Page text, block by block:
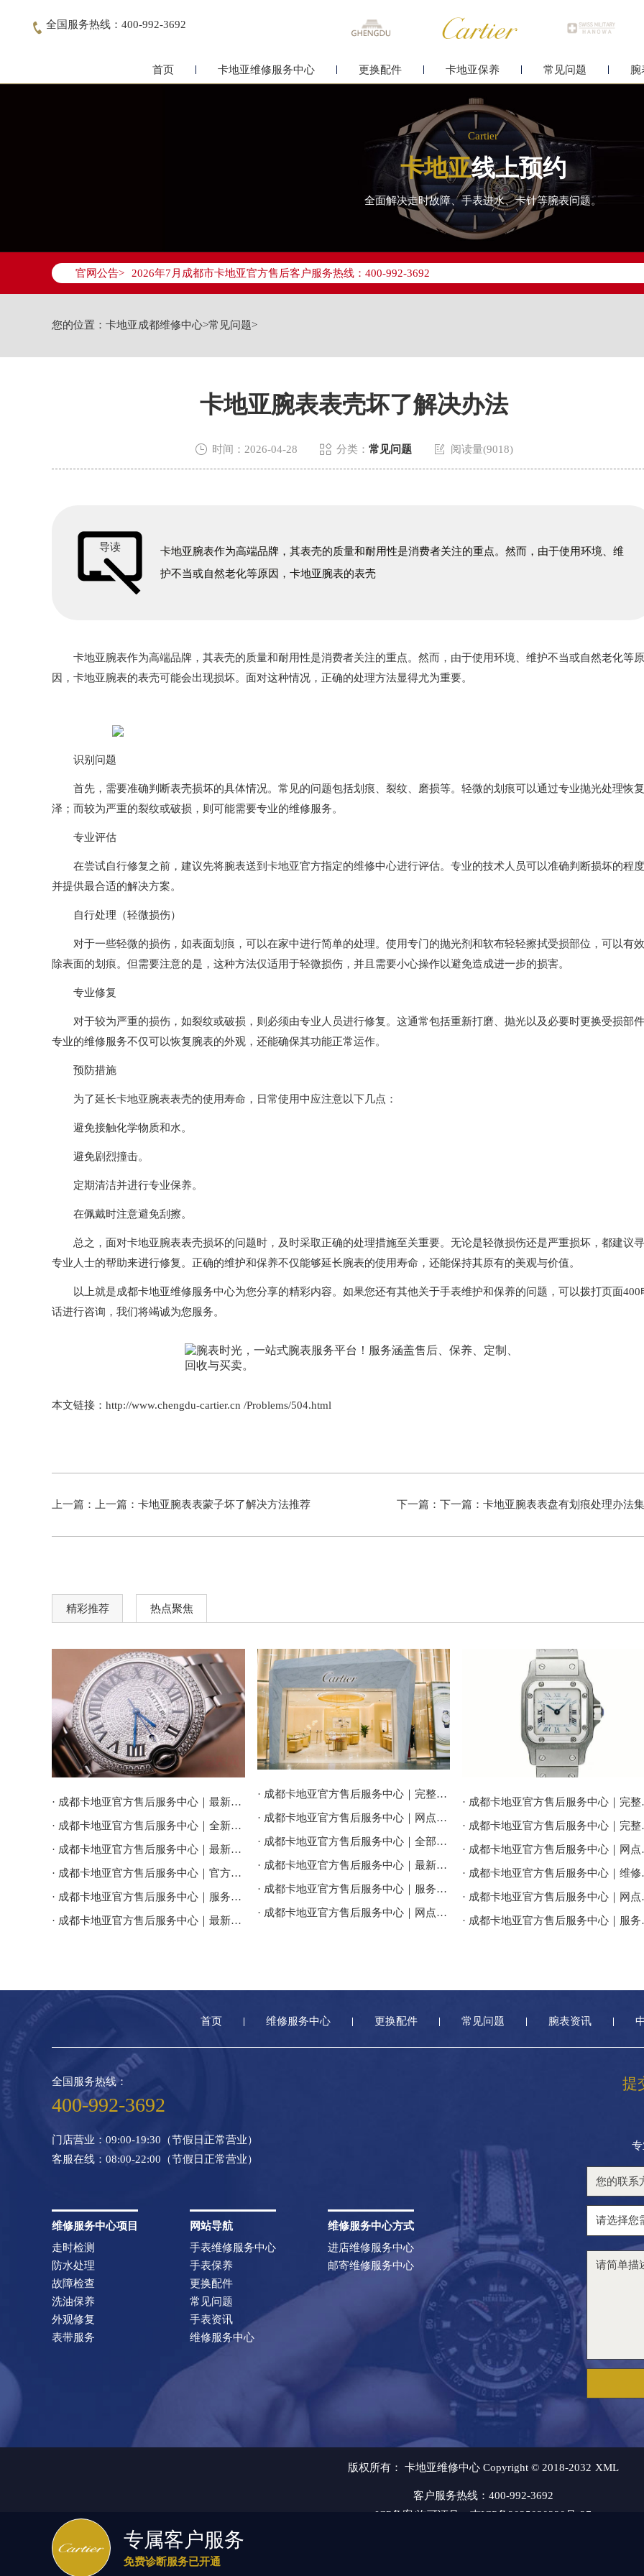
全国服务热线：400-992-3692
首页 卡地亚维修服务中心 更换配件 卡地亚保养 常见问题 腕
Cartier
卡地亚线上预约
全面解决走时故障、手表进水、卡针等腕表问题。
官网公告>
2026年7月成都市卡地亚官方售后客户服务热线：400-992-3692
2026年7月卡地亚售后服务中心最新网点地址：
成都市锦江区人民东路6号SAC东原中心写字楼24层2406B室（需提前预约）
节假日正常营业！
您的位置： 卡地亚成都维修中心>常见问题>
卡地亚腕表表壳坏了解决办法
 时间：2026-04-28  分类： 常见问题  阅读量(9018)
导读
卡地亚腕表作为高端品牌，其表壳的质量和耐用性是消费者关注的重点。然而，由于使用环境、维
护不当或自然老化等原因，卡地亚腕表的表壳
卡地亚腕表作为高端品牌，其表壳的质量和耐用性是消费者关注的重点。然而，由于使用环境、维护不当或自然老化等原
因，卡地亚腕表的表壳可能会出现损坏。面对这种情况，正确的处理方法显得尤为重要。
识别问题
首先，需要准确判断表壳损坏的具体情况。常见的问题包括划痕、裂纹、磨损等。轻微的划痕可以通过专业抛光处理恢
泽；而较为严重的裂纹或破损，则可能需要专业的维修服务。
专业评估
在尝试自行修复之前，建议先将腕表送到卡地亚官方指定的维修中心进行评估。专业的技术人员可以准确判断损坏的程度
并提供最合适的解决方案。
自行处理（轻微损伤）
对于一些轻微的损伤，如表面划痕，可以在家中进行简单的处理。使用专门的抛光剂和软布轻轻擦拭受损部位，可以有
除表面的划痕。但需要注意的是，这种方法仅适用于轻微损伤，并且需要小心操作以避免造成进一步的损害。
专业修复
对于较为严重的损伤，如裂纹或破损，则必须由专业人员进行修复。这通常包括重新打磨、抛光以及必要时更换受损部件
专业的维修服务不仅可以恢复腕表的外观，还能确保其功能正常运作。
预防措施
为了延长卡地亚腕表表壳的使用寿命，日常使用中应注意以下几点：
避免接触化学物质和水。
避免剧烈撞击。
定期清洁并进行专业保养。
在佩戴时注意避免刮擦。
总之，面对卡地亚腕表表壳损坏的问题时，及时采取正确的处理措施至关重要。无论是轻微损伤还是严重损坏，都建议
专业人士的帮助来进行修复。正确的维护和保养不仅能够延长腕表的使用寿命，还能保持其原有的美观与价值。
以上就是成都卡地亚维修服务中心为您分享的精彩内容。如果您还有其他关于手表维护和保养的问题，可以拨打页面400
话进行咨询，我们将竭诚为您服务。
本文链接：http://www.chengdu-cartier.cn /Problems/504.html
上一篇：上一篇： 卡地亚腕表表蒙子坏了解决方法推荐 下一篇：下一篇： 卡地亚腕表表盘有划痕处理办法
精彩推荐 热点聚焦
· 成都卡地亚官方售后服务中心｜最新电话和维修门店地址权威信息公告（2026年7月最新）
· 成都卡地亚官方售后服务中心｜全新服务热线及门店地址权威信息公告（2026年7月最新）
· 成都卡地亚官方售后服务中心｜最新地址及服务热线权威信息通告（2026年7月最新）
· 成都卡地亚官方售后服务中心｜官方热线与门店地址权威信息公示（2026年7月最新）
· 成都卡地亚官方售后服务中心｜服务电话及全部地址权威信息公告（2026年7月最新）
· 成都卡地亚官方售后服务中心｜最新官方电话和维修地址权威信息通告（2026年7月最新）
· 成都卡地亚官方售后服务中心｜完整地址与联系电话权威信息公告（2026年7月最新）
· 成都卡地亚官方售后服务中心｜网点地址与售后服务电话权威信息公告（2026年7月最新）
· 成都卡地亚官方售后服务中心｜全部地址及24小时客服热线权威信息公告（2026年7月最新）
· 成都卡地亚官方售后服务中心｜最新地址及官方客服热线权威信息通告（2026年7月最新）
· 成都卡地亚官方售后服务中心｜服务热线及网点地址权威信息公告（2026年7月最新）
· 成都卡地亚官方售后服务中心｜网点地址与官方客服电话权威信息公告（2026年7月最新）
· 成都卡地亚
· 成都卡地亚
· 成都卡地
· 成都卡地亚
· 成都卡地亚
· 成都卡地亚
首页 维修服务中心 更换配件 常见问题 腕表资讯
提
全国服务热线：
400-992-3692
门店营业：09:00-19:30（节假日正常营业）
客服在线：08:00-22:00（节假日正常营业）
维修服务中心项目
走时检测
防水处理
故障检查
洗油保养
外观修复
表带服务
网站导航
手表维修服务中心
手表保养
更换配件
常见问题
手表资讯
维修服务中心
维修服务中心方式
进店维修服务中心
邮寄维修服务中心
版权所有： 卡地亚维修中心 Copyright © 2018-2032 XML
客户服务热线：400-992-3692
ICP备案/许可证号：吉ICP备2025030220号-27
如权利人或知情人士发现本站内容存在事实错误或涉及版权、名誉权等侵权问题，请通过邮箱：2557628530@qq.com 与我们联系，
专属客户服务
免费诊断服务已开通